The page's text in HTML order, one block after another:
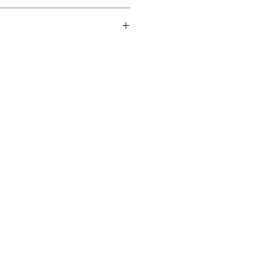
5:34 / 4. The Devil In I 7:25